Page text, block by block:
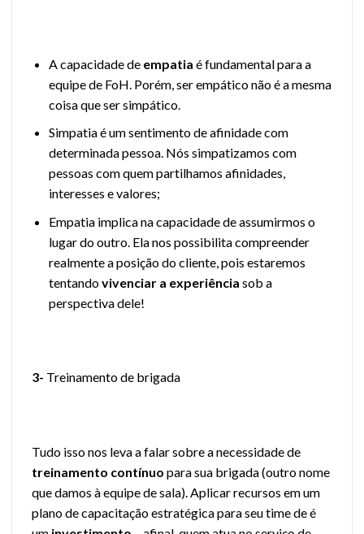
A capacidade deempatia é fundamental para a
equipe de FoH. Porém, ser empático não é a mesma
coisa que ser simpático.
Simpatia é um sentimento de afinidade com
determinada pessoa. Nós simpatizamos com
pessoas com quem partilhamos afinidades,
interesses e valores;
Empatia implica na capacidade de assumirmos o
lugar do outro. Ela nos possibilita compreender
realmente a posição do cliente, pois estaremos
tentandovivenciar a experiência sob a
perspectiva dele!
3- Treinamento de brigada
Tudo isso nos leva a falar sobre a necessidade de
treinamento contínuo para sua brigada (outro nome
que damos à equipe de sala). Aplicar recursos em um
plano de capacitação estratégica para seu time de é